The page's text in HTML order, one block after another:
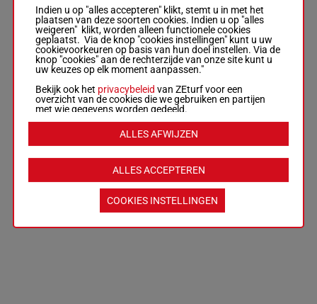
Indien u op "alles accepteren" klikt, stemt u in met het
plaatsen van deze soorten cookies. Indien u op "alles
weigeren" klikt, worden alleen functionele cookies
geplaatst. Via de knop "cookies instellingen" kunt u uw
cookievoorkeuren op basis van hun doel instellen. Via de
knop "cookies" aan de rechterzijde van onze site kunt u
uw keuzes op elk moment aanpassen."
Bekijk ook het privacybeleid van ZEturf voor een
overzicht van de cookies die we gebruiken en partijen
met wie gegevens worden gedeeld.
ALLES ACCEPTEREN
ALLES AFWIJZEN
COOKIES INSTELLINGEN